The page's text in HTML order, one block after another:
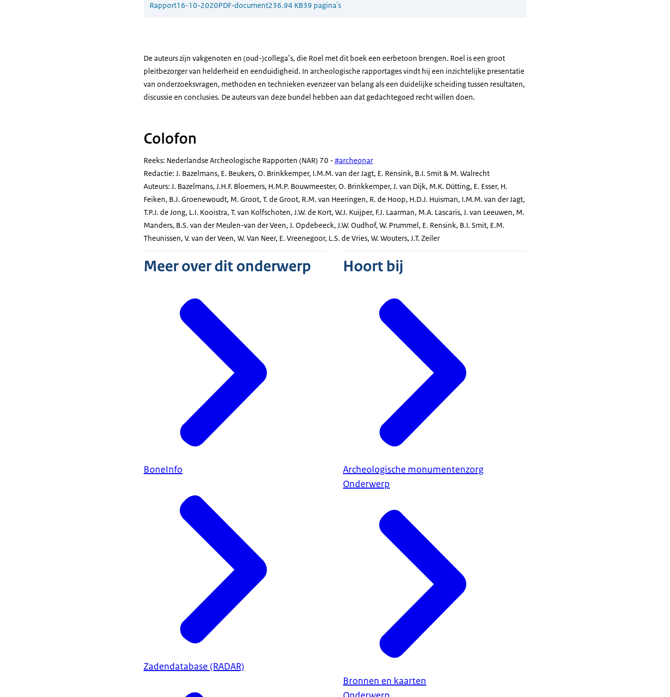
Rapport16-10-2020PDF-document236.94 KB39 pagina's
De auteurs zijn vakgenoten en (oud-)collega’s, die Roel met dit boek een eerbetoon brengen. Roel is een groot
pleitbezorger van helderheid en eenduidigheid. In archeologische rapportages vindt hij een inzichtelijke presentatie
van onderzoeksvragen, methoden en technieken evenzeer van belang als een duidelijke scheiding tussen resultaten,
discussie en conclusies. De auteurs van deze bundel hebben aan dat gedachtegoed recht willen doen.
Colofon
Reeks: Nederlandse Archeologische Rapporten (NAR) 70 -#archeonar
Redactie: J. Bazelmans, E. Beukers, O. Brinkkemper, I.M.M. van der Jagt, E. Rensink, B.I. Smit & M. Walrecht
Auteurs: J. Bazelmans, J.H.F. Bloemers, H.M.P. Bouwmeester, O. Brinkkemper, J. van Dijk, M.K. Dütting, E. Esser, H.
Feiken, B.J. Groenewoudt, M. Groot, T. de Groot, R.M. van Heeringen, R. de Hoop, H.D.J. Huisman, I.M.M. van der Jagt,
T.P.J. de Jong, L.I. Kooistra, T. van Kolfschoten, J.W. de Kort, W.J. Kuijper, F.J. Laarman, M.A. Lascaris, J. van Leeuwen, M.
Manders, B.S. van der Meulen-van der Veen, J. Opdebeeck, J.W. Oudhof, W. Prummel, E. Rensink, B.I. Smit, E.M.
Theunissen, V. van der Veen, W. Van Neer, E. Vreenegoor, L.S. de Vries, W. Wouters, J.T. Zeiler
Meer over dit onderwerp
BoneInfo
Zadendatabase (RADAR)
Hoort bij
Archeologische monumentenzorg
Onderwerp
Bronnen en kaarten